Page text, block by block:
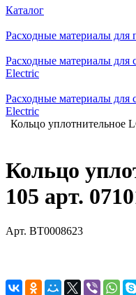
Каталог
Расходные материалы для
Расходные материалы для
Electric
Расходные материалы для
Electric
Кольцо уплотнительное
Кольцо
105 арт.
Арт. BT0008623